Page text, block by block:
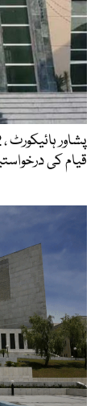
قیام کی